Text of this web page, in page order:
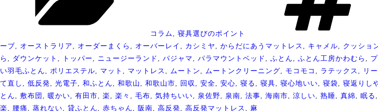
コラム , 寝具選びのポイント
ーブ , オーストラリア , オーダーまくら , オーバーレイ , カシミヤ , からだにあうマットレス , キャメル, クッショ
ら , ダウンケット , トッパー , ニュージーランド , パジャマ , パラマウントベッド , ふとん , ふとん工房かわむら ,
い羽毛ふとん , ポリエステル, マット , マットレス , ムートン , ムートンクリーニング, モコモコ , ラテックス , リ
て直し , 低反発 , 光電子, 和ふとん , 和歌山 , 和歌山市, 回収 , 安全, 安心, 寝る , 寝具, 寝心地いい, 寝袋, 寝返りし
とん , 敷布団 , 暖かい, 有田市, 楽 , 楽々 , 毛布, 気持ちいい, 泉佐野, 泉南, 法事, 海南市, 涼しい, 熟睡, 真綿, 眠る ,
楽 , 腰痛 , 蒸れない, 貸ふとん , 赤ちゃん , 阪南, 高反発 , 高反発マットレス , 麻